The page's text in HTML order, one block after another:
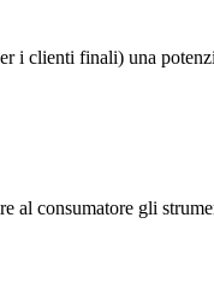
i clienti finali) una
consumatore gli